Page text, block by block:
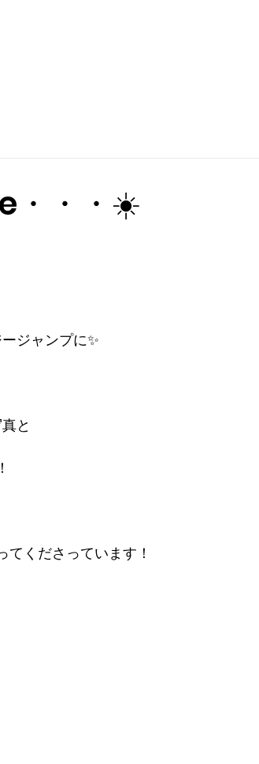
・・・☀️
ジャンプに✨
と
てくださっています！